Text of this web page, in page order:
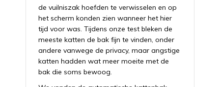
de vuilniszak hoefden te verwisselen en op
het scherm konden zien wanneer het hier
tijd voor was. Tijdens onze test bleken de
meeste katten de bak fijn te vinden, onder
andere vanwege de privacy, maar angstige
katten hadden wat meer moeite met de
bak die soms bewoog.